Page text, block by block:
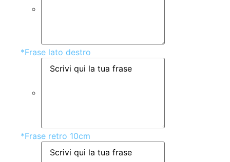
*Frase lato destro
*Frase retro 10cm